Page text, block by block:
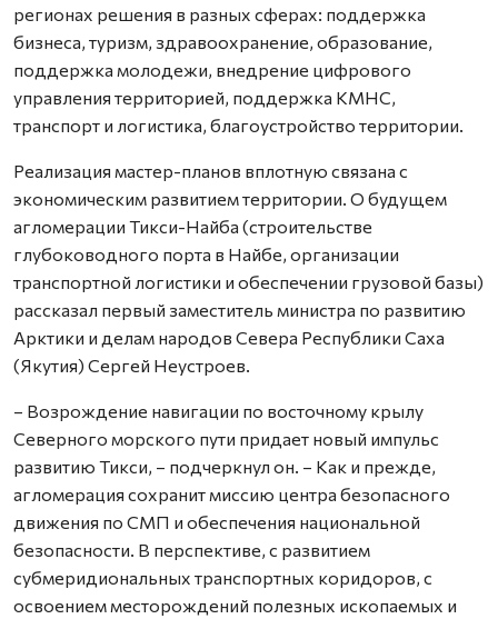
регионах решения в разных сферах: поддержка
бизнеса, туризм, здравоохранение, образование,
поддержка молодежи, внедрение цифрового
управления территорией, поддержка КМНС,
транспорт и логистика, благоустройство территории.
Реализация мастер-планов вплотную связана с
экономическим развитием территории. О будущем
агломерации Тикси-Найба (строительстве
глубоководного порта в Найбе, организации
транспортной логистики и обеспечении грузовой базы)
рассказал первый заместитель министра по развитию
Арктики и делам народов Севера Республики Саха
(Якутия) Сергей Неустроев.
– Возрождение навигации по восточному крылу
Северного морского пути придает новый импульс
развитию Тикси, – подчеркнул он. – Как и прежде,
агломерация сохранит миссию центра безопасного
движения по СМП и обеспечения национальной
безопасности. B перспективе, с развитием
субмеридиональных транспортных коридоров, с
освоением месторождений полезных ископаемых и